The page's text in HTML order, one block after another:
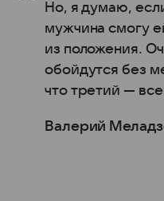
Но, я думаю,
мужчина смогу
из положения.
обойдутся без
что третий —
Валерий